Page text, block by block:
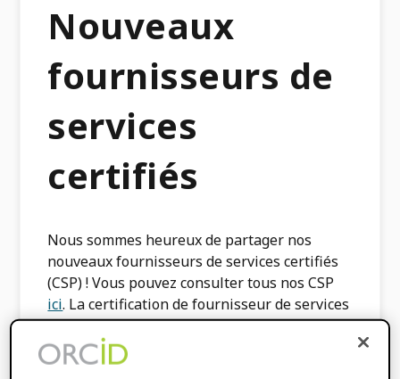
Nouveaux
fournisseurs de
services
certifiés
Nous sommes heureux de partager nos
nouveaux fournisseurs de services certifiés
(CSP) ! Vous pouvez consulter tous nos CSP
ici. La certification de fournisseur de services
permet une intégration facile et fiable dans
les flux de travail et les systèmes locaux et
offre une expérience utilisateur plus